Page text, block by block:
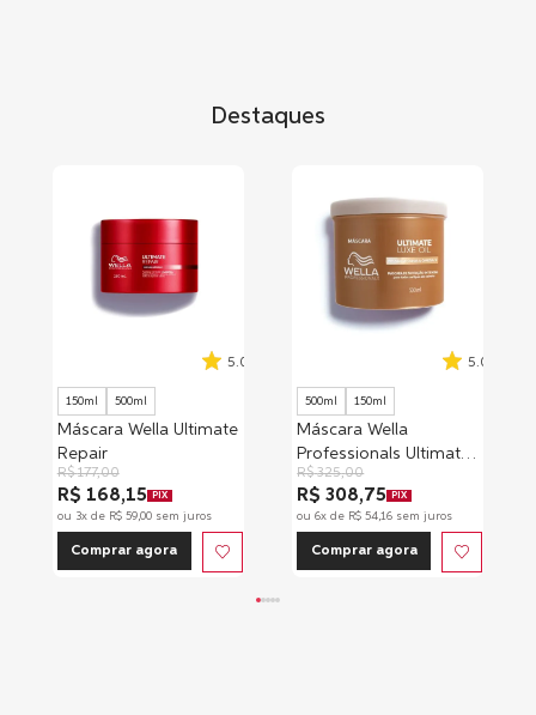
Destaques
5.0
150ml 500ml
Máscara Wella Ultimate
Repair
R$ 177,00
R$ 168,15 PIX
ou 3x de R$ 59,00sem juros
Comprar agora
5.0
500ml 150ml
Máscara Wella
Professionals Ultimate
Luxe Oil
R$ 325,00
R$ 308,75 PIX
ou6x de R$ 54,16 sem juros
Comprar agora